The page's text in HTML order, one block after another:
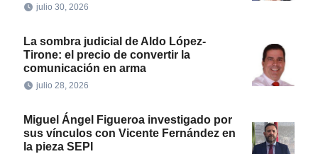
julio 30, 2026
La sombra judicial de Aldo López-
Tirone: el precio de convertir la
comunicación en arma
julio 28, 2026
Miguel Ángel Figueroa investigado por
sus vínculos con Vicente Fernández en
la pieza SEPI